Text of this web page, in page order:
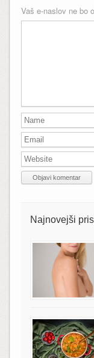
Vaš e-naslov ne bo
Najnovejši